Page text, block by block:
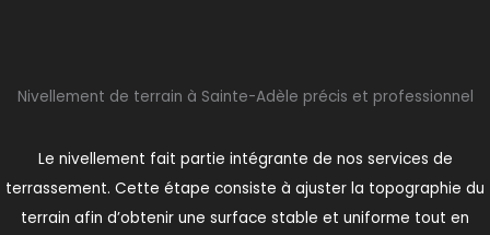
Nivellement de terrain à Sainte-Adèle précis et professionnel
Le nivellement fait partie intégrante de nos services de
terrassement. Cette étape consiste à ajuster la topographie du
terrain afin d’obtenir une surface stable et uniforme tout en